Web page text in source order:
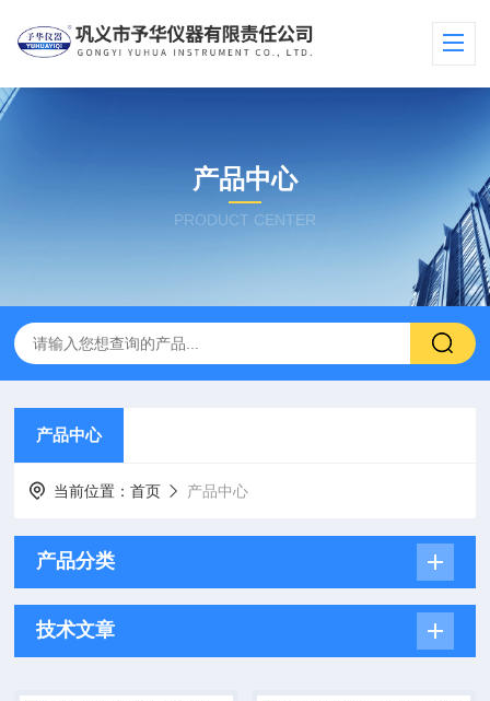
产品中心
PRODUCT CENTER
产品中心
当前位置：首页 产品中心
产品分类
技术文章